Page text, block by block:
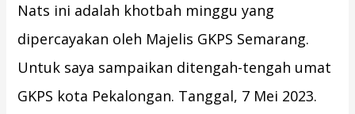
Nats ini adalah khotbah minggu yang
dipercayakan oleh Majelis GKPS Semarang.
Untuk saya sampaikan ditengah-tengah umat
GKPS kota Pekalongan. Tanggal, 7 Mei 2023.